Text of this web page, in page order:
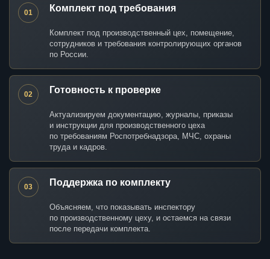
01 Комплект под требования
Комплект под производственный цех, помещение,
сотрудников и требования контролирующих органов
по России.
02 Готовность к проверке
Актуализируем документацию, журналы, приказы
и инструкции для производственного цеха
по требованиям Роспотребнадзора, МЧС, охраны
труда и кадров.
03 Поддержка по комплекту
Объясняем, что показывать инспектору
по производственному цеху, и остаемся на связи
после передачи комплекта.